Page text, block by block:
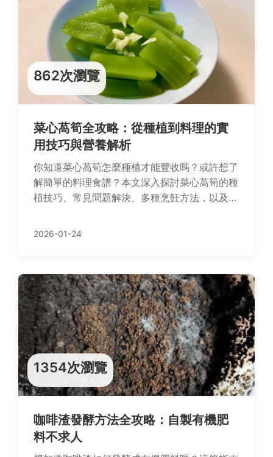
862次瀏覽
菜心萵筍全攻略：從種植到料理的實
用技巧與營養解析
你知道菜心萵筍怎麼種植才能豐收嗎？或許想了
解簡單的料理食譜？本文深入探討菜心萵筍的種
植技巧、常見問題解決、多種烹飪方法，以及其
你充分利用這種台灣家常蔬菜。
2026-01-24
1354次瀏覽
咖啡渣發酵方法全攻略：自製有機肥
料不求人